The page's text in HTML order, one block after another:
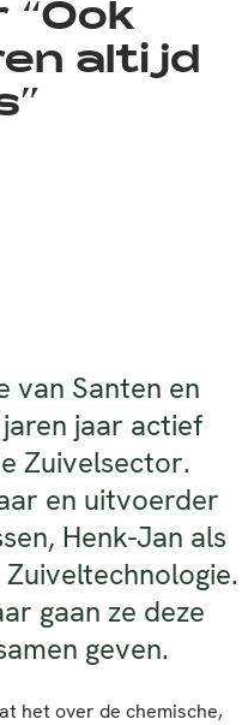
altijd
van Santen en
jaar actief
Zuivelsector.
en uitvoerder
Henk-Jan als
gaan ze deze
geven.
het over de chemische,